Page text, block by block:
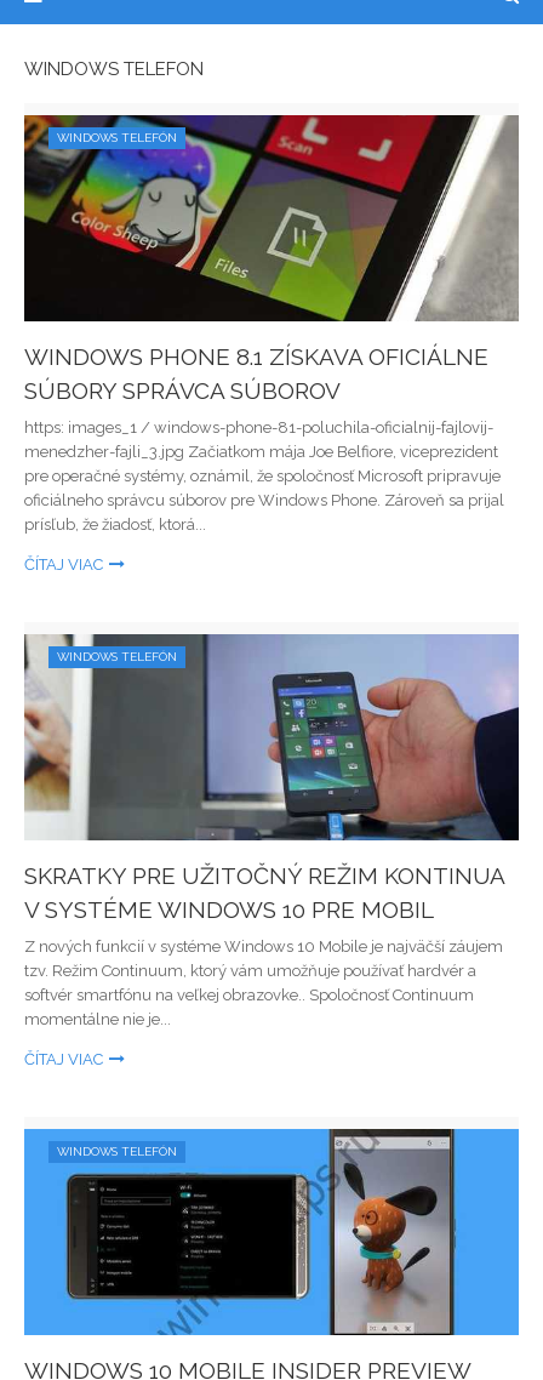
WINDOWS TELEFÓN
WINDOWS TELEFÓN
WINDOWS PHONE 8.1 ZÍSKAVA OFICIÁLNE
SÚBORY SPRÁVCA SÚBOROV
https: images_1 / windows-phone-81-poluchila-oficialnij-fajlovij-
menedzher-fajli_3.jpg Začiatkom mája Joe Belfiore, viceprezident
pre operačné systémy, oznámil, že spoločnosť Microsoft pripravuje
oficiálneho správcu súborov pre Windows Phone. Zároveň sa prijal
prísľub, že žiadosť, ktorá...
ČÍTAJ VIAC
WINDOWS TELEFÓN
SKRATKY PRE UŽITOČNÝ REŽIM KONTINUA
V SYSTÉME WINDOWS 10 PRE MOBIL
Z nových funkcií v systéme Windows 10 Mobile je najväčší záujem
tzv. Režim Continuum, ktorý vám umožňuje používať hardvér a
softvér smartfónu na veľkej obrazovke.. Spoločnosť Continuum
momentálne nie je...
ČÍTAJ VIAC
WINDOWS TELEFÓN
WINDOWS 10 MOBILE INSIDER PREVIEW